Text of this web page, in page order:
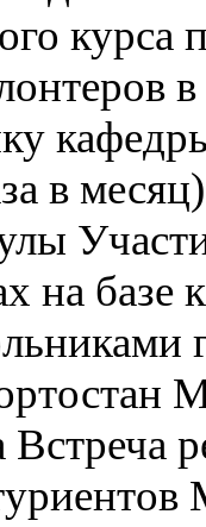
курса
в
на базе